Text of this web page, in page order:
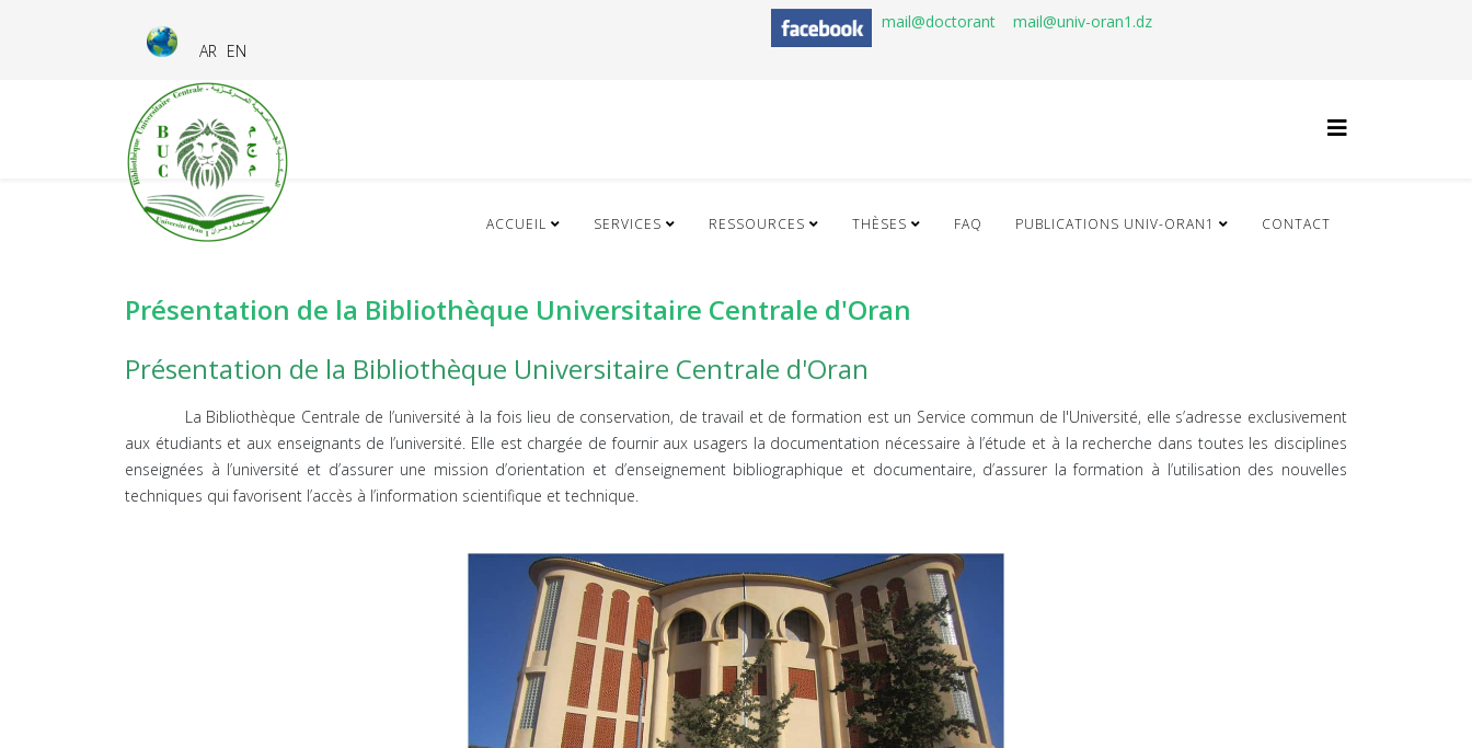
AR EN
mail@doctorant mail@univ-oran1.dz
ACCUEIL SERVICES RESSOURCES THÈSES FAQ PUBLICATIONS UNIV-ORAN1 CONTACT
Présentation de la Bibliothèque Universitaire Centrale d'Oran
Présentation de la Bibliothèque Universitaire Centrale d'Oran
La Bibliothèque Centrale de l’université à la fois lieu de conservation, de travail et de formation est un Service commun de l'Université, elle s’adresse exclusivement
aux étudiants et aux enseignants de l’université. Elle est chargée de fournir aux usagers la documentation nécessaire à l’étude et à la recherche dans toutes les disciplines
enseignées à l’université et d’assurer une mission d’orientation et d’enseignement bibliographique et documentaire, d’assurer la formation à l’utilisation des nouvelles
techniques qui favorisent l’accès à l’information scientifique et technique.